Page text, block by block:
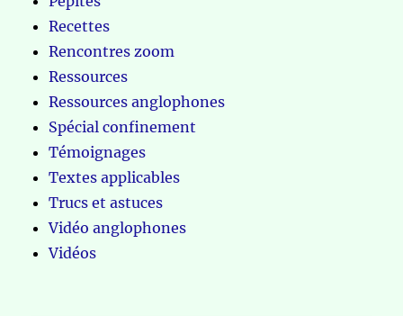
Recettes
Rencontres zoom
Ressources
Ressources anglophones
Spécial confinement
Témoignages
Textes applicables
Trucs et astuces
Vidéo anglophones
Vidéos